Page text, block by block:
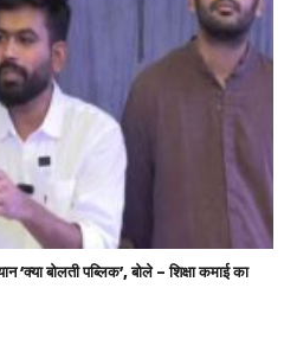
‘क्या बोलती पब्लिक’, बोले – शिक्षा कमाई का